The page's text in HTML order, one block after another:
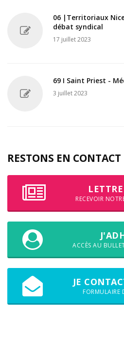
06 |Territoriaux
débat syndical
17 juillet 2023
69 I Saint Priest -
3 juillet 2023
RESTONS EN CONTACT
RECEVOIR
ACCÈS AU
JE
FORMULAIRE